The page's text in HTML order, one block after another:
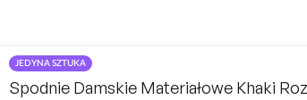
JEDYNA SZTUKA
Spodnie Damskie Materiałowe Khaki